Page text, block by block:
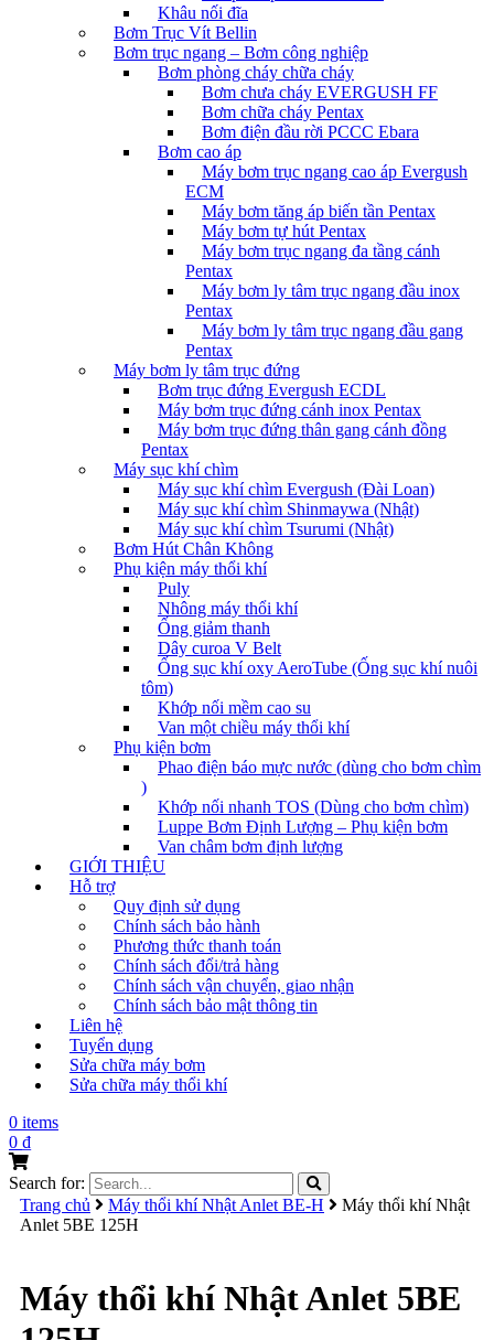
Khâu nối đĩa
Bơm Trục Vít Bellin
Bơm trục ngang – Bơm công nghiệp
Bơm phòng cháy chữa cháy
Bơm chưa cháy EVERGUSH FF
Bơm chữa cháy Pentax
Bơm điện đầu rời PCCC Ebara
Bơm cao áp
Máy bơm trục ngang cao áp Evergush
ECM
Máy bơm tăng áp biến tần Pentax
Máy bơm tự hút Pentax
Máy bơm trục ngang đa tầng cánh
Pentax
Máy bơm ly tâm trục ngang đầu inox
Pentax
Máy bơm ly tâm trục ngang đầu gang
Pentax
Máy bơm ly tâm trục đứng
Bơm trục đứng Evergush ECDL
Máy bơm trục đứng cánh inox Pentax
Máy bơm trục đứng thân gang cánh đồng
Pentax
Máy sục khí chìm
Máy sục khí chìm Evergush (Đài Loan)
Máy sục khí chìm Shinmaywa (Nhật)
Máy sục khí chìm Tsurumi (Nhật)
Bơm Hút Chân Không
Phụ kiện máy thổi khí
Puly
Nhông máy thổi khí
Ống giảm thanh
Dây curoa V Belt
Ống sục khí oxy AeroTube (Ống sục khí nuôi
tôm)
Khớp nối mềm cao su
Van một chiều máy thổi khí
Phụ kiện bơm
Phao điện báo mực nước (dùng cho bơm chìm
)
Khớp nối nhanh TOS (Dùng cho bơm chìm)
Luppe Bơm Định Lượng – Phụ kiện bơm
Van châm bơm định lượng
GIỚI THIỆU
Hỗ trợ
Quy định sử dụng
Chính sách bảo hành
Phương thức thanh toán
Chính sách đổi/trả hàng
Chính sách vận chuyển, giao nhận
Chính sách bảo mật thông tin
Liên hệ
Tuyển dụng
Sửa chữa máy bơm
Sửa chữa máy thổi khí
0 items
0 ₫
Search for:
Trang chủ
Máy thổi khí Nhật Anlet BE-H
Máy thổi khí Nhật
Anlet 5BE 125H
Máy thổi khí Nhật Anlet 5BE